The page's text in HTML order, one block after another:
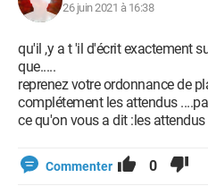
26 juin 2021 à 16:38
qu'il ,y a t 'il d'écrit exactement
que.....
reprenez votre ordonnance de
complétement les attendus
ce qu'on vous a dit :les
Commenter 0